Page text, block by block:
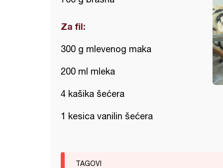
Za fil:
300 g mlevenog maka
200 ml mleka
4 kašika šećera
1 kesica vanilin šećera
TAGOVI